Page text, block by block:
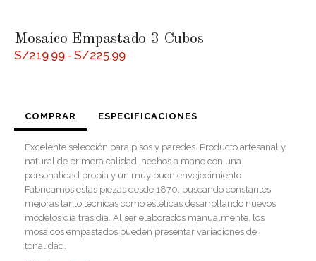
Mosaico Empastado 3 Cubos
S/219.99 - S/225.99Rango
hasta
COMPRAR ESPECIFICACIONES
Excelente selección para pisos y paredes. Producto artesanal y
natural de primera calidad, hechos a mano con una
personalidad propia y un muy buen envejecimiento.
Fabricamos estas piezas desde 1870, buscando constantes
mejoras tanto técnicas como estéticas desarrollando nuevos
modelos día tras día. Al ser elaborados manualmente, los
mosaicos empastados pueden presentar variaciones de
tonalidad.